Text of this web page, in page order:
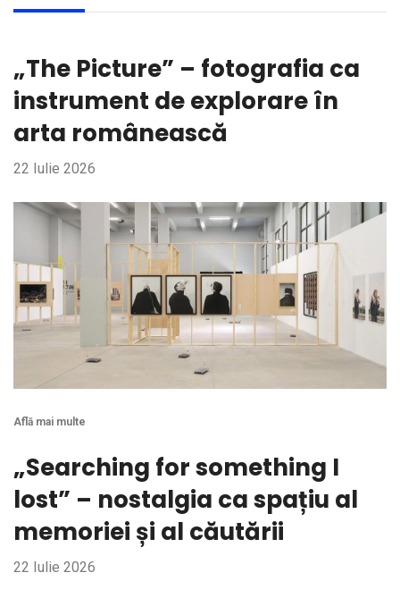
„The Picture” – fotografia ca
instrument de explorare în
arta românească
22 Iulie 2026
Află mai multe
„Searching for something I
lost” – nostalgia ca spațiu al
memoriei și al căutării
22 Iulie 2026